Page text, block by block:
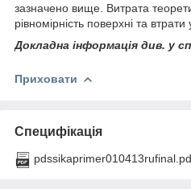
зазначено вище. Витрата
рівномірність поверхні та
Докладна інформація див. у
Приховати
Специфікація